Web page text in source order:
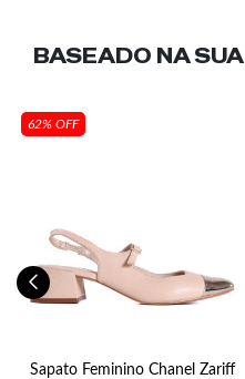
BASEADO NA SUA
62% OFF
Sapato Feminino Chanel Zariff